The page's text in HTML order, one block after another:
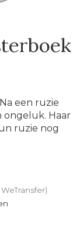
een ruzie
ongeluk. Haar
ruzie nog